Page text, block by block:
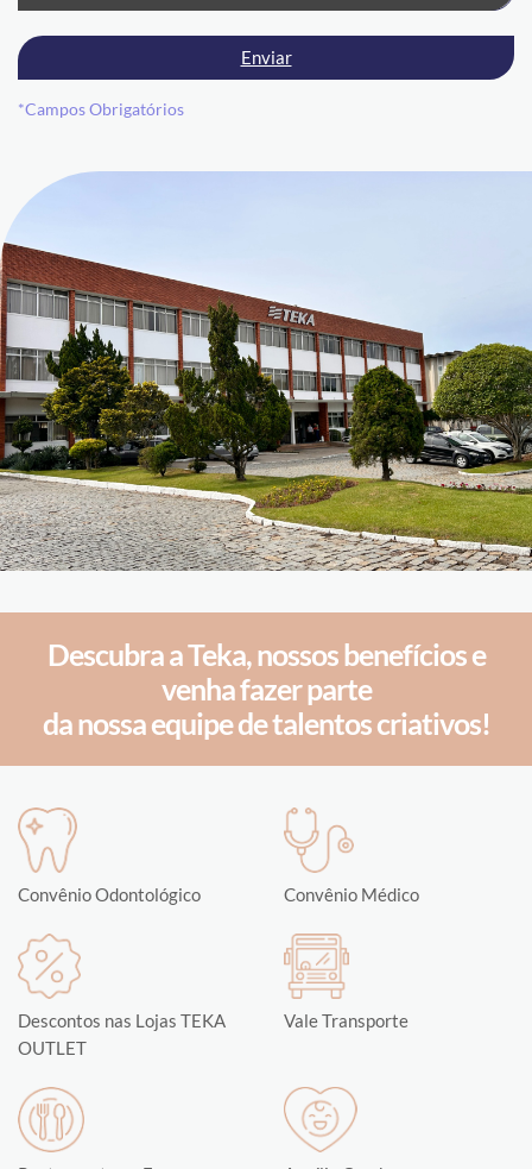
Enviar
*Campos Obrigatórios
Descubra a Teka, nossos benefícios e
venha fazer parte
da nossa equipe de talentos criativos!
Convênio Odontológico Convênio Médico
Descontos nas Lojas TEKA
OUTLET
Vale Transporte